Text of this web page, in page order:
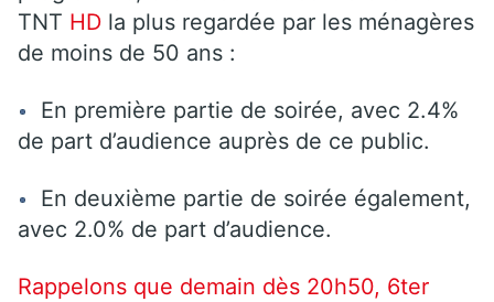
TNT HD la plus regardée par les ménagères
de moins de 50 ans :
En première partie de soirée, avec 2.4%
de part d’audience auprès de ce public.
En deuxième partie de soirée également,
avec 2.0% de part d’audience.
Rappelons que demain dès 20h50, 6ter